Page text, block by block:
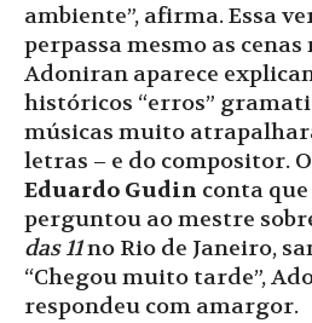
ambiente”, afirma. Essa
perpassa mesmo as cenas
Adoniran aparece
históricos “erros”
músicas muito
letras – e do compositor.
Eduardo Gudin conta
perguntou ao mestre
das 11no Rio de Janeiro,
“Chegou muito tarde”,
respondeu com amargor.